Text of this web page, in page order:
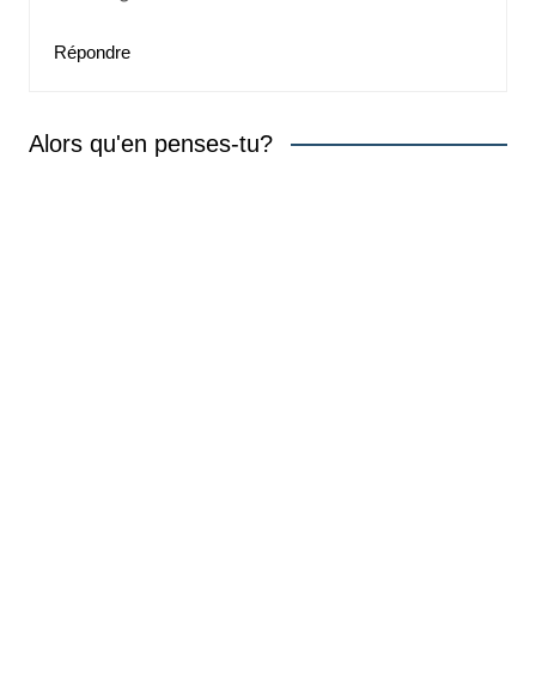
Répondre
Alors qu'en penses-tu?